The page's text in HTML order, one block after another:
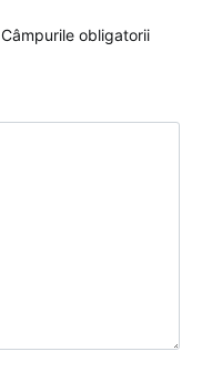
Câmpurile obligatorii